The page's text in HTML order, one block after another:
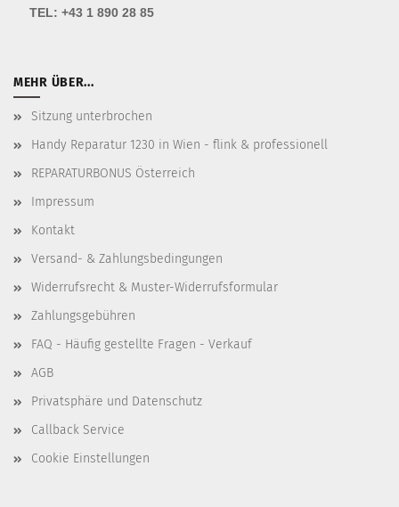
TEL: +43 1 890 28 85
MEHR ÜBER...
Sitzung unterbrochen
Handy Reparatur 1230 in Wien - flink & professionell
REPARATURBONUS Österreich
Impressum
Kontakt
Versand- & Zahlungsbedingungen
Widerrufsrecht & Muster-Widerrufsformular
Zahlungsgebühren
FAQ - Häufig gestellte Fragen - Verkauf
AGB
Privatsphäre und Datenschutz
Callback Service
Cookie Einstellungen